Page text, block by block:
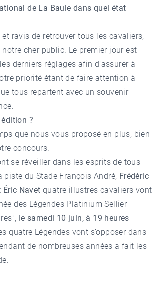
de La Baule dans quel état
ravis de retrouver tous les cavaliers,
cher public. Le premier jour est
derniers réglages afin d’assurer à
priorité étant de faire attention à
tous repartent avec un souvenir
?
que nous vous proposé en plus, bien
concours.
se réveiller dans les esprits de tous
piste du Stade François André, Frédéric
Éric Navet quatre illustres cavaliers vont
des Légendes Platinium Sellier
le samedi 10 juin, à 19 heures
quatre Légendes vont s’opposer dans
de nombreuses années a fait les